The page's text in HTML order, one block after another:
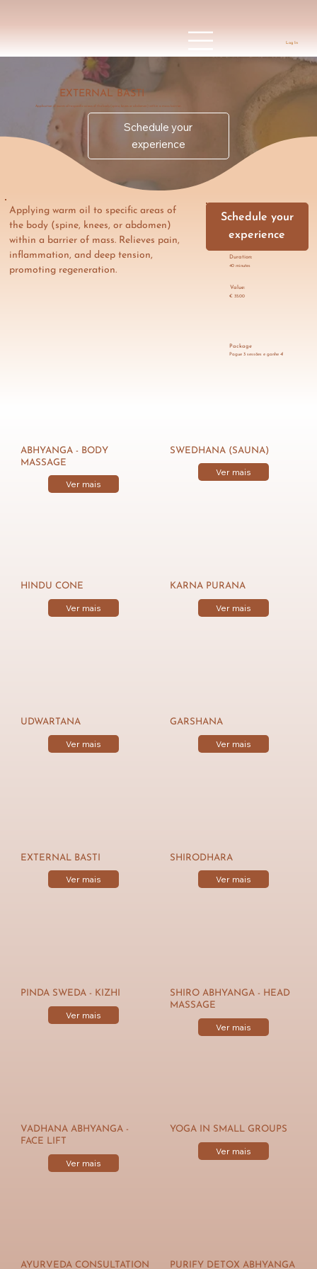
Log In
EXTERNAL BASTI
Application of warm oil to specific areas of the body (spine, knees or abdomen) within a mass barrier.
Schedule your
experience
Applying warm oil to specific areas of
the body (spine, knees, or abdomen)
within a barrier of mass. Relieves pain,
inflammation, and deep tension,
promoting regeneration.
Schedule your
experience
Duration:
40 minutes
Value:
€ 35.00
Package
Pague 3 sessões e ganhe 4!
ABHYANGA - BODY
MASSAGE
Ver mais
SWEDHANA (SAUNA)
Ver mais
HINDU CONE
Ver mais
KARNA PURANA
Ver mais
UDWARTANA
Ver mais
GARSHANA
Ver mais
EXTERNAL BASTI
Ver mais
SHIRODHARA
Ver mais
PINDA SWEDA - KIZHI
Ver mais
SHIRO ABHYANGA - HEAD
MASSAGE
Ver mais
VADHANA ABHYANGA -
FACE LIFT
Ver mais
YOGA IN SMALL GROUPS
Ver mais
AYURVEDA CONSULTATION PURIFY DETOX ABHYANGA